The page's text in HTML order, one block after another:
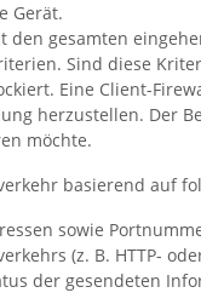
Gerät.
den gesamten
Sind diese
Eine Client-
herzustellen. Der
möchte.
basierend auf
sowie
(z. B. HTTP-
der gesendeten